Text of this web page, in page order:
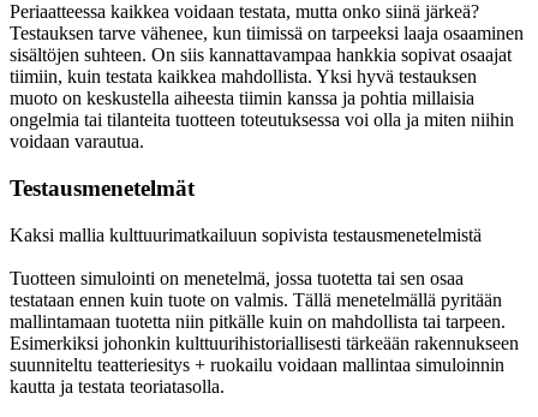
Periaatteessa kaikkea voidaan testata, mutta onko siinä järkeä?
Testauksen tarve vähenee, kun tiimissä on tarpeeksi laaja osaaminen
sisältöjen suhteen. On siis kannattavampaa hankkia sopivat osaajat
tiimiin, kuin testata kaikkea mahdollista. Yksi hyvä testauksen
muoto on keskustella aiheesta tiimin kanssa ja pohtia millaisia
ongelmia tai tilanteita tuotteen toteutuksessa voi olla ja miten niihin
voidaan varautua.
Testausmenetelmät
Kaksi mallia kulttuurimatkailuun sopivista testausmenetelmistä
Tuotteen simulointi on menetelmä, jossa tuotetta tai sen osaa
testataan ennen kuin tuote on valmis. Tällä menetelmällä pyritään
mallintamaan tuotetta niin pitkälle kuin on mahdollista tai tarpeen.
Esimerkiksi johonkin kulttuurihistoriallisesti tärkeään rakennukseen
suunniteltu teatteriesitys + ruokailu voidaan mallintaa simuloinnin
kautta ja testata teoriatasolla.